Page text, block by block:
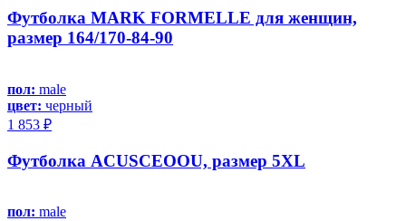
Футболка MARK FORMELLE для женщин,
размер 164/170-84-90
пол: male
цвет: черный
1 853 ₽
Футболка ACUSCEOOU, размер 5XL
пол: male